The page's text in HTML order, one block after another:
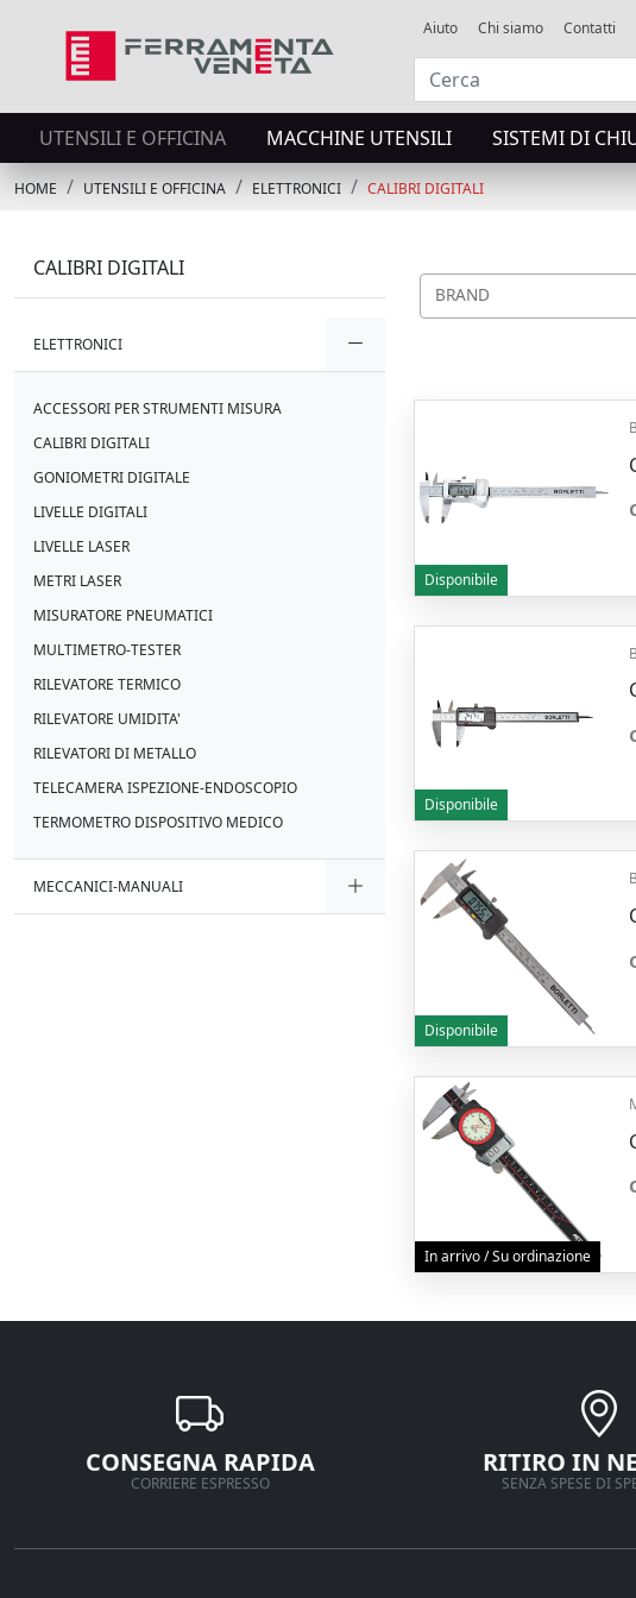
Aiuto Chi siamo Contatti
UTENSILI E OFFICINA MACCHINE UTENSILI SISTEMI DI
HOME UTENSILI E OFFICINA ELETTRONICI CALIBRI DIGITALI
CALIBRI DIGITALI
ELETTRONICI
ACCESSORI PER STRUMENTI MISURA
CALIBRI DIGITALI
GONIOMETRI DIGITALE
LIVELLE DIGITALI
LIVELLE LASER
METRI LASER
MISURATORE PNEUMATICI
MULTIMETRO-TESTER
RILEVATORE TERMICO
RILEVATORE UMIDITA'
RILEVATORI DI METALLO
TELECAMERA ISPEZIONE-ENDOSCOPIO
TERMOMETRO DISPOSITIVO MEDICO
MECCANICI-MANUALI
BRAND
Disponibile
Disponibile
Disponibile
In arrivo / Su ordinazione
CONSEGNA RAPIDA
CORRIERE ESPRESSO
RITIRO IN
SENZA SPESE DI